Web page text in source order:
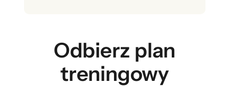
Odbierz plan
treningowy